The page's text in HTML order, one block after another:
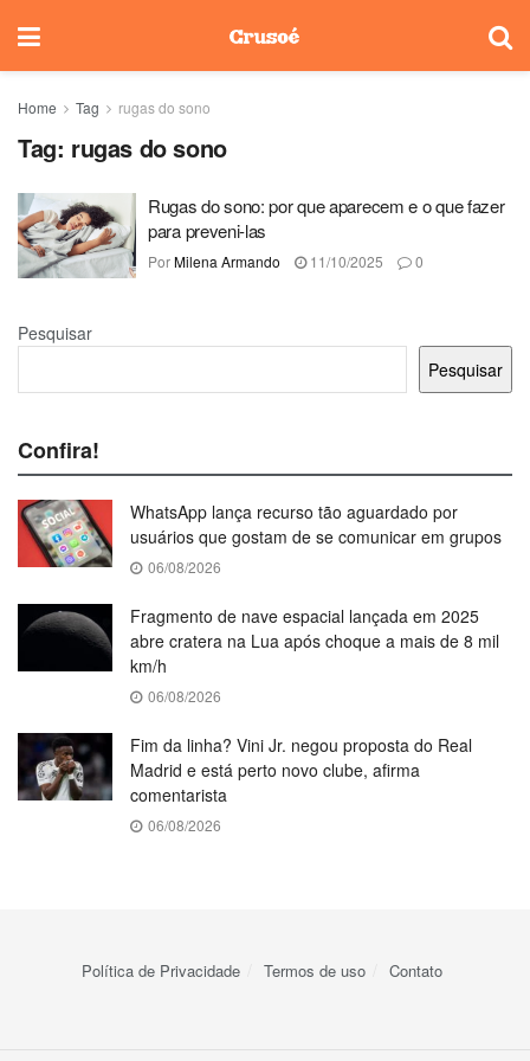
Home Tag rugas do sono
Tag: rugas do sono
Rugas do sono: por que aparecem e o que fazer
para preveni-las
PorMilena Armando 11/10/2025 0
Pesquisar
Pesquisar
Confira!
WhatsApp lança recurso tão aguardado por
usuários que gostam de se comunicar em grupos
06/08/2026
Fragmento de nave espacial lançada em 2025
abre cratera na Lua após choque a mais de 8 mil
km/h
06/08/2026
Fim da linha? Vini Jr. negou proposta do Real
Madrid e está perto novo clube, afirma
comentarista
06/08/2026
Política de Privacidade Termos de uso Contato